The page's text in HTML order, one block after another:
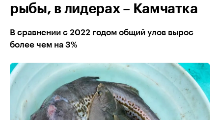
рыбы, в лидерах – Камчатка
В сравнении с 2022 годом общий улов вырос
более чем на 3%